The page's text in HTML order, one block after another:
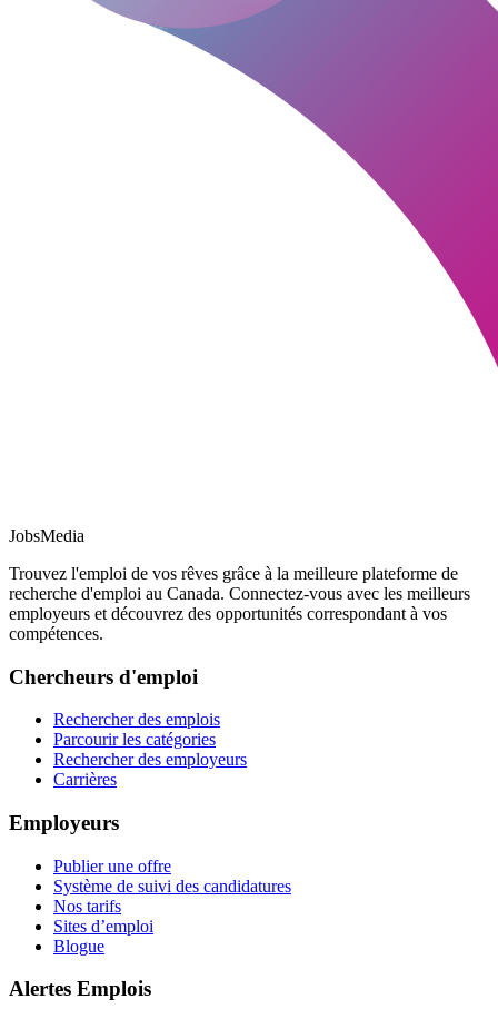
JobsMedia
Trouvez l'emploi de vos rêves grâce à la meilleure plateforme de
recherche d'emploi au Canada. Connectez-vous avec les meilleurs
employeurs et découvrez des opportunités correspondant à vos
compétences.
Chercheurs d'emploi
Rechercher des emplois
Parcourir les catégories
Rechercher des employeurs
Carrières
Employeurs
Publier une offre
Système de suivi des candidatures
Nos tarifs
Sites d’emploi
Blogue
Alertes Emplois